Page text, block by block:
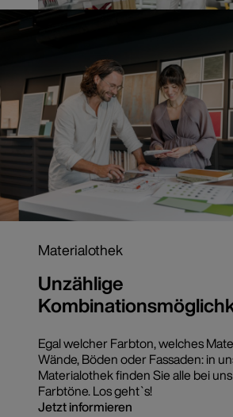
Materialothek
Unzählige
Egal welcher Farbton, welches
Wände, Böden oder Fassaden: in
Materialothek finden Sie alle bei
Farbtöne. Los geht`s!
Jetzt informieren